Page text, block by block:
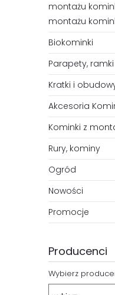
montażu
montażu
Biokominki
Parapety,
Kratki i
Akcesoria
Kominki z
Rury, kominy
Ogród
Nowości
Promocje
Producenci
Wybierz